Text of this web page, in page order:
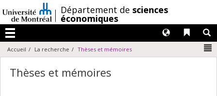
au
contenu
/Département de sciences
économiques
Menu
Liens
Langues
Accueil La recherche Thèses et mémoires
Thèses et mémoires